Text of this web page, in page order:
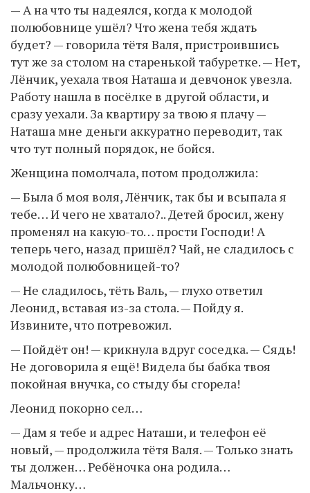
— А на что ты надеялся, когда к молодой
полюбовнице ушёл? Что жена тебя ждать
будет? — говорила тётя Валя, пристроившись
тут же за столом на старенькой табуретке. — Нет,
Лёнчик, уехала твоя Наташа и девчонок увезла.
Работу нашла в посёлке в другой области, и
сразу уехали. За квартиру за твою я плачу —
Наташа мне деньги аккуратно переводит, так
что тут полный порядок, не бойся.
Женщина помолчала, потом продолжила:
— Была б моя воля, Лёнчик, так бы и всыпала я
тебе… И чего не хватало?.. Детей бросил, жену
променял на какую-то… прости Господи! А
теперь чего, назад пришёл? Чай, не сладилось с
молодой полюбовницей-то?
— Не сладилось, тёть Валь, — глухо ответил
Леонид, вставая из-за стола. — Пойду я.
Извините, что потревожил.
— Пойдёт он! — крикнула вдруг соседка. — Сядь!
Не договорила я ещё! Видела бы бабка твоя
покойная внучка, со стыду бы сгорела!
Леонид покорно сел…
— Дам я тебе и адрес Наташи, и телефон её
новый, — продолжила тётя Валя. — Только знать
ты должен… Ребёночка она родила…
Мальчонку…